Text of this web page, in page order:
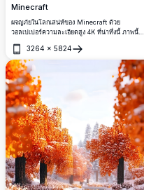
Minecraft
ผจญภัยในโลกเสน่ห์ของ Minecraft ด้วย
วอลเปเปอร์ความละเอียดสูง 4K ที่น่าทึ่งนี้ ภาพนี้
พระอาทิตย์ตกดิน จับความสง่างามของภูมิทัศน์
เสมือนสงบ ออกแบบมาเพื่อคนรักเกมและแฟนๆ
Minecraft ฉากตั้งอยู่ท่ามกลางต้นไม้แบบบล็อก
และน้ำระยิบระยับ สร้างสถานที่หลบหนีในดิจิตอล
ที่ลงตัว ปรับโฉมหน้าจอของคุณด้วยงานศิลปะธีม
Minecraft ที่สวยงามและสงบสุขนี้
3264 × 5824
เปิด